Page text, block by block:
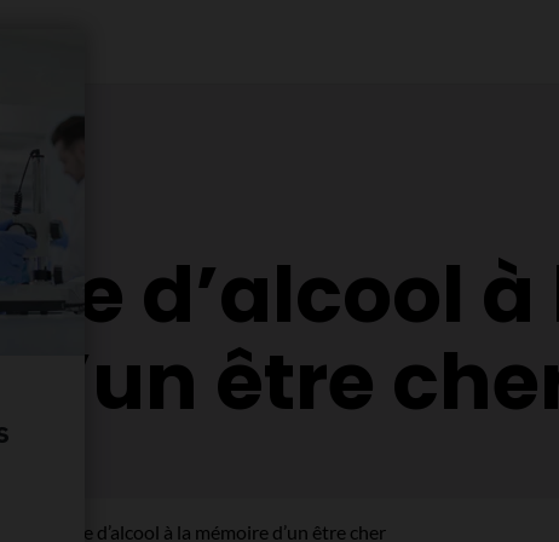
d’alcool à
d’un être
Ne pas boire d’alcool à la mémoire d’un être cher